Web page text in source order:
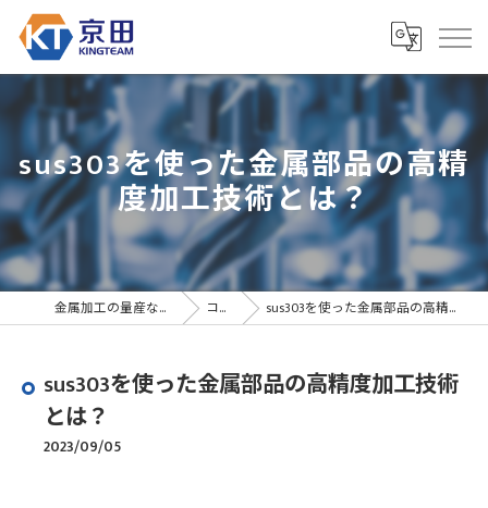
sus303を使った金属部品の高精
度加工技術とは？
金属加工の量産なら京田精密 コラム sus303を使った金属部品の高精度加工技術とは？
sus303を使った金属部品の高精度加工技術
とは？
2023/09/05